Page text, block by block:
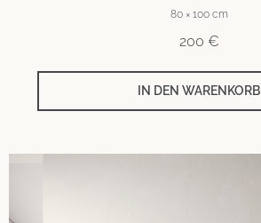
80 × 100 cm
200 €
IN DEN WARENKORB